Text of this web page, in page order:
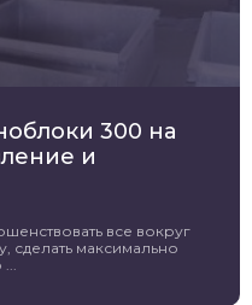
300 на
и
все вокруг
сделать максимально